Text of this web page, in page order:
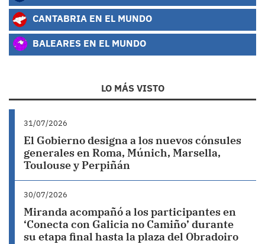
CANTABRIA EN EL MUNDO
BALEARES EN EL MUNDO
LO MÁS VISTO
31/07/2026
El Gobierno designa a los nuevos cónsules
generales en Roma, Múnich, Marsella,
Toulouse y Perpiñán
30/07/2026
Miranda acompañó a los participantes en
‘Conecta con Galicia no Camiño’ durante
su etapa final hasta la plaza del Obradoiro